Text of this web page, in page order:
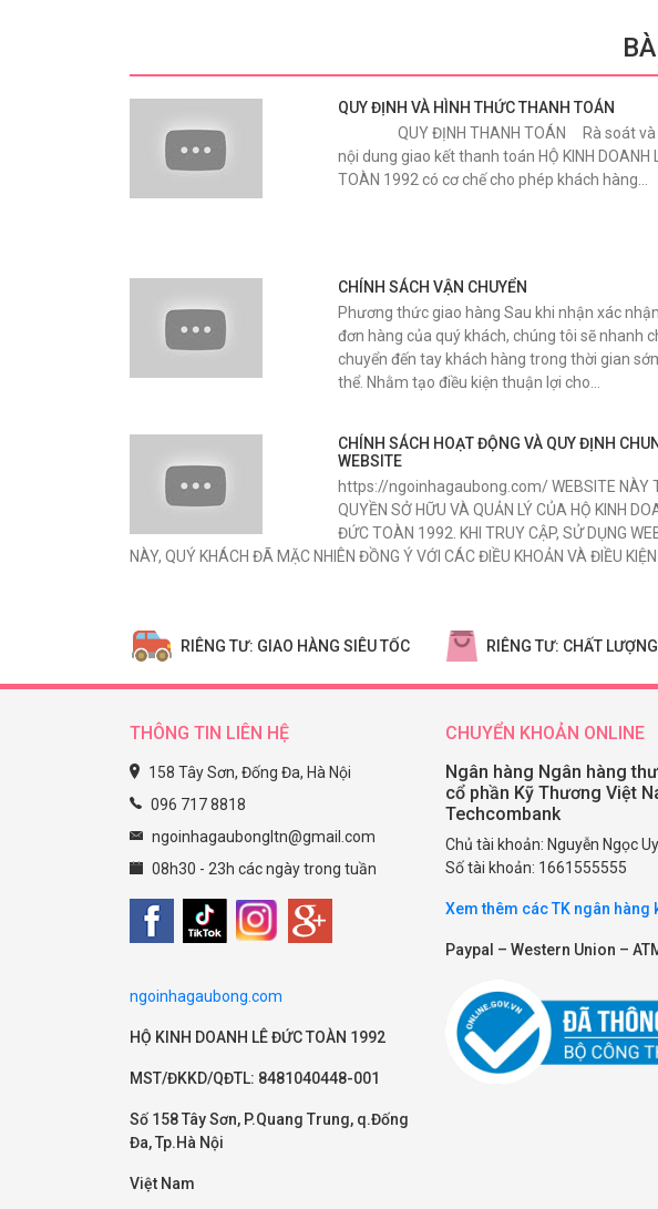
QUY ĐỊNH VÀ HÌNH THỨC THANH TOÁN
QUY ĐỊNH THANH TOÁN Rà soát và
nội dung giao kết thanh toán HỘ KINH DOANH
TOÀN 1992 có cơ chế cho phép khách hàng…
CHÍNH SÁCH VẬN CHUYỂN
Phương thức giao hàng Sau khi nhận xác
đơn hàng của quý khách, chúng tôi sẽ nhanh
chuyển đến tay khách hàng trong thời gian
thể. Nhằm tạo điều kiện thuận lợi cho…
CHÍNH SÁCH HOẠT ĐỘNG VÀ QUY ĐỊNH
WEBSITE
https://ngoinhagaubong.com/ WEBSITE NÀY
QUYỀN SỞ HỮU VÀ QUẢN LÝ CỦA HỘ KINH
ĐỨC TOÀN 1992. KHI TRUY CẬP, SỬ DỤNG
NÀY, QUÝ KHÁCH ĐÃ MẶC NHIÊN ĐỒNG Ý VỚI CÁC ĐIỀU KHOẢN VÀ ĐIỀU KIỆN
RIÊNG TƯ: GIAO HÀNG SIÊU TỐC RIÊNG TƯ: CHẤT
THÔNG TIN LIÊN HỆ
158 Tây Sơn, Đống Đa, Hà Nội
096 717 8818
ngoinhagaubongltn@gmail.com
08h30 - 23h các ngày trong tuần
ngoinhagaubong.com
HỘ KINH DOANH LÊ ĐỨC TOÀN 1992
MST/ĐKKD/QĐTL: 8481040448-001
Số 158 Tây Sơn, P.Quang Trung, q.Đống
Đa, Tp.Hà Nội
Việt Nam
CHUYỂN KHOẢN ONLINE
Ngân hàng Ngân hàng
cổ phần Kỹ Thương Việt
Techcombank
Chủ tài khoản: Nguyễn Ngọc
Số tài khoản: 1661555555
Xem thêm các TK ngân hàng
Paypal – Western Union –